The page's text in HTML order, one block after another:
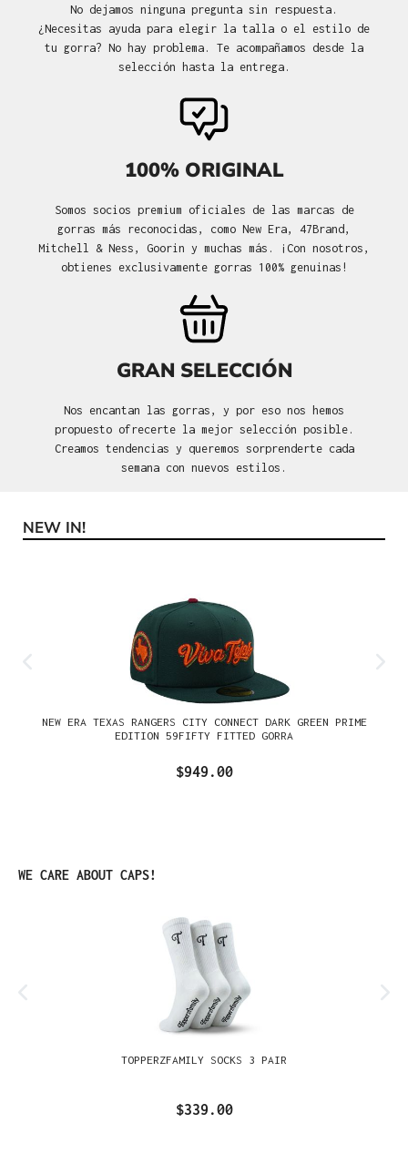
No dejamos ninguna pregunta sin respuesta.
¿Necesitas ayuda para elegir la talla o el estilo de
tu gorra? No hay problema. Te acompañamos desde la
selección hasta la entrega.
100% ORIGINAL
Somos socios premium oficiales de las marcas de
gorras más reconocidas, como New Era, 47Brand,
Mitchell & Ness, Goorin y muchas más. ¡Con nosotros,
obtienes exclusivamente gorras 100% genuinas!
GRAN SELECCIÓN
Nos encantan las gorras, y por eso nos hemos
propuesto ofrecerte la mejor selección posible.
Creamos tendencias y queremos sorprenderte cada
semana con nuevos estilos.
Omitir la galería de productos
NEW IN!
NEW ERA TEXAS RANGERS CITY CONNECT DARK GREEN PRIME
EDITION 59FIFTY FITTED GORRA
$949.00
Omitir la galería de productos
WE CARE ABOUT CAPS!
TOPPERZFAMILY SOCKS 3 PAIR
$339.00